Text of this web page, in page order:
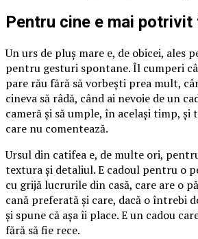
Pentru cine e mai
Un urs de pluș mare e, de obicei, ales
pentru gesturi spontane. Îl cumperi
pare rău fără să vorbești prea mult,
cineva să râdă, când ai nevoie de un
cameră și să umple, în același timp, și
care nu comentează.
Ursul din catifea e, de multe ori,
textura și detaliul. E cadoul pentru o
cu grijă lucrurile din casă, care are o
cană preferată și care, dacă o întrebi
și spune că așa îi place. E un cadou
fără să fie rece.